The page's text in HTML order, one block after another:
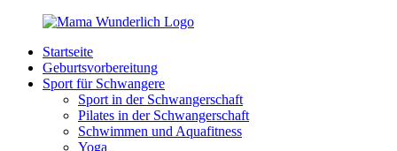
Zurück
Inhalt
MamaWunderlich.de
Mutti
sein
wunderbar!
Startseite
Geburtsvorbereitung
Sport für Schwangere
Sport in der Schwangerschaft
Pilates in der Schwangerschaft
Schwimmen und Aquafitness
Yoga